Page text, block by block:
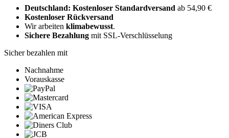
Deutschland: Kostenloser Standardversand ab 54,90 €
Kostenloser Rückversand
Wir arbeiten klimabewusst.
Sichere Bezahlung mit SSL-Verschlüsselung
Sicher bezahlen mit
Nachnahme
Vorauskasse